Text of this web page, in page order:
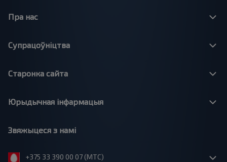
Пра нас
Супрацоўніцтва
Старонка сайта
Юрыдычная інфармацыя
Звяжыцеся з намі
+375 33 390 00 07 (МТС)